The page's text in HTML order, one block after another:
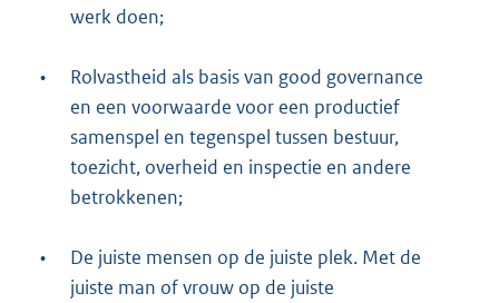
werk doen;
•
Rolvastheid als basis van good governance
en een voorwaarde voor een productief
samenspel en tegenspel tussen bestuur,
toezicht, overheid en inspectie en andere
betrokkenen;
•
De juiste mensen op de juiste plek. Met de
juiste man of vrouw op de juiste